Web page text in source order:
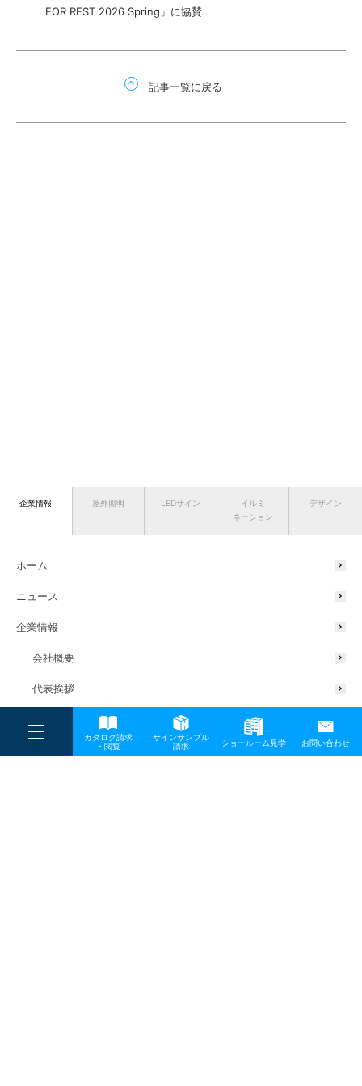
----
----
-
カタログ請求
・閲覧
サインサンプル
請求
ショールーム見学 お問い合わせ
企業情報 屋外照明 LEDサイン
イルミ
ネーション
デザイン
ホーム
ニュース
企業情報
会社概要
代表挨拶
サスティナブルの取り組み
一般事業主行動計画
FOR REST 2026 Spring」に協賛
記事一覧に戻る